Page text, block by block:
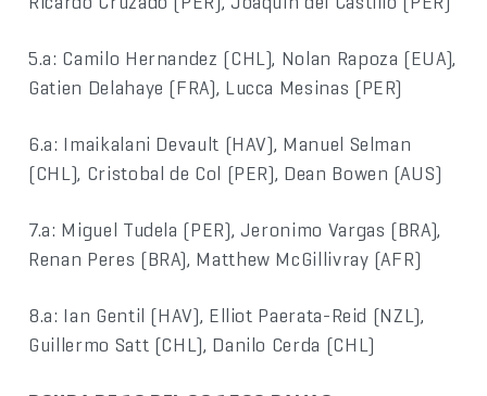
5.a: Camilo Hernandez (CHL), Nolan Rapoza (EUA),
Gatien Delahaye (FRA), Lucca Mesinas (PER)
6.a: Imaikalani Devault (HAV), Manuel Selman
(CHL), Cristobal de Col (PER), Dean Bowen (AUS)
7.a: Miguel Tudela (PER), Jeronimo Vargas (BRA),
Renan Peres (BRA), Matthew McGillivray (AFR)
8.a: Ian Gentil (HAV), Elliot Paerata-Reid (NZL),
Guillermo Satt (CHL), Danilo Cerda (CHL)